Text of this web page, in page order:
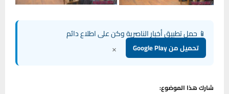
📱 حمل تطبيق أخبار الناصرية وكن على اطلاع دائم
تحميل من Google Play ×
شارك هذا الموضوع: